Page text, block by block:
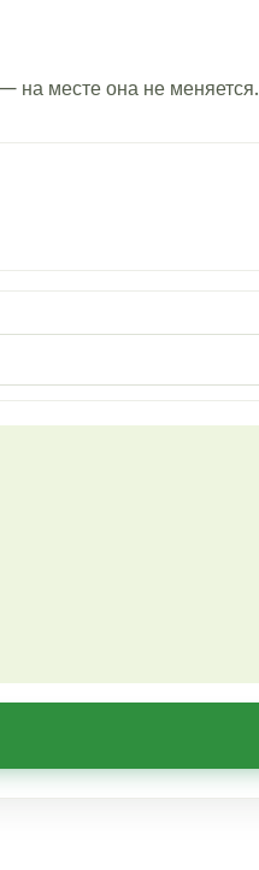
на месте она не меняется.